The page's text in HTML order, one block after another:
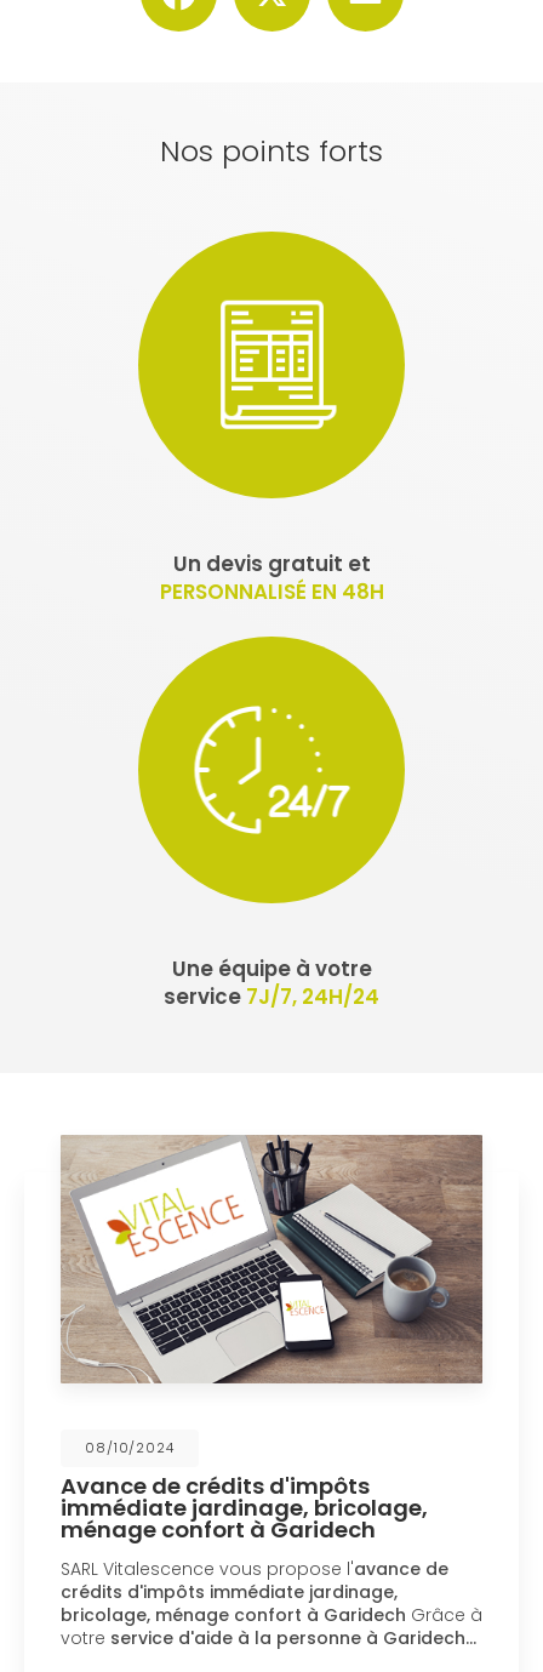
Nos points forts
Un devis gratuit et
PERSONNALISÉ EN 48H
Une équipe à votre
service 7J/7, 24H/24
08/10/2024
Avance de crédits d'impôts
immédiate jardinage, bricolage,
ménage confort à Garidech
SARL Vitalescence vous propose l' avance de
crédits d'impôts immédiate jardinage,
bricolage, ménage confort à GaridechGrâce à
votreservice d'aide à la personne à Garidech…